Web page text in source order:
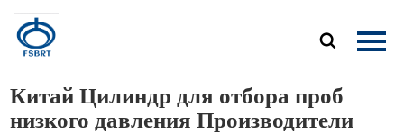

Главная
Китай Цилиндр для отбора проб
низкого давления Производители